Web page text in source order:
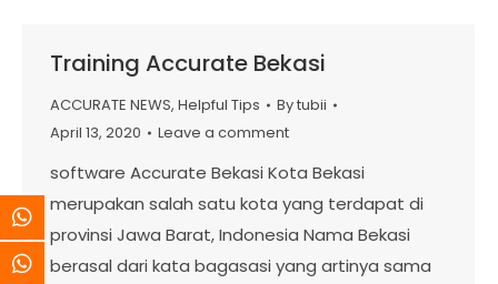
Training Accurate Bekasi
ACCURATE NEWS, Helpful Tips Bytubii
April 13, 2020
Leave a comment
software Accurate Bekasi Kota Bekasi
merupakan salah satu kota yang terdapat di
provinsi Jawa Barat, Indonesia Nama Bekasi
berasal dari kata bagasasi yang artinya sama